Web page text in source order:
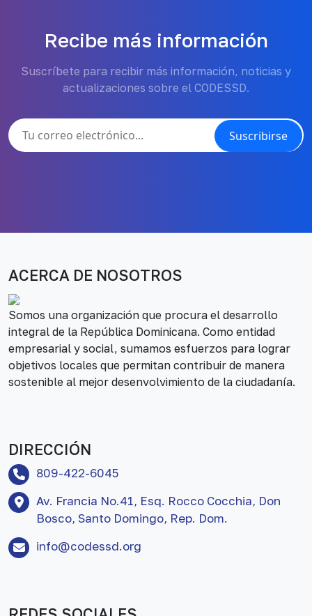
Recibe más información
Suscríbete para recibir más información, noticias y
actualizaciones sobre el CODESSD.
Suscribirse
ACERCA DE NOSOTROS
Somos una organización que procura el desarrollo
integral de la República Dominicana. Como entidad
empresarial y social, sumamos esfuerzos para lograr
objetivos locales que permitan contribuir de manera
sostenible al mejor desenvolvimiento de la ciudadanía.
DIRECCIÓN
809-422-6045
Av. Francia No.41, Esq. Rocco Cocchia, Don
Bosco, Santo Domingo, Rep. Dom.
info@codessd.org